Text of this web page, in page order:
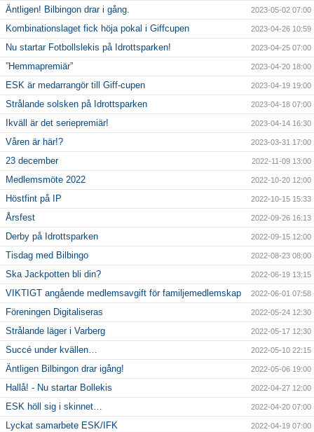
Äntligen! Bilbingon drar i gång. 2023-05-02 07:00
Kombinationslaget fick höja pokal i Giffcupen 2023-04-26 10:59
Nu startar Fotbollslekis på Idrottsparken! 2023-04-25 07:00
”Hemmapremiär” 2023-04-20 18:00
ESK är medarrangör till Giff-cupen 2023-04-19 19:00
Strålande solsken på Idrottsparken 2023-04-18 07:00
Ikväll är det seriepremiär! 2023-04-14 16:30
Våren är här!? 2023-03-31 17:00
23 december 2022-11-09 13:00
Medlemsmöte 2022 2022-10-20 12:00
Höstfint på IP 2022-10-15 15:33
Årsfest 2022-09-26 16:13
Derby på Idrottsparken 2022-09-15 12:00
Tisdag med Bilbingo 2022-08-23 08:00
Ska Jackpotten bli din? 2022-06-19 13:15
VIKTIGT angående medlemsavgift för familjemedlemskap 2022-06-01 07:58
Föreningen Digitaliseras 2022-05-24 12:30
Strålande läger i Varberg 2022-05-17 12:30
Succé under kvällen… 2022-05-10 22:15
Äntligen Bilbingon drar igång! 2022-05-06 19:00
Hallå! - Nu startar Bollekis 2022-04-27 12:00
ESK höll sig i skinnet… 2022-04-20 07:00
Lyckat samarbete ESK/IFK 2022-04-19 07:00